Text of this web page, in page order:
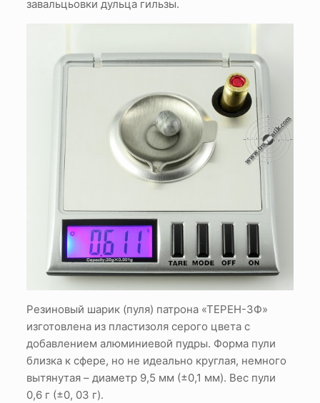
завальцьовки дульца гильзы.
Резиновый шарик (пуля) патрона «ТЕРЕН-3Ф»
изготовлена из пластизоля серого цвета с
добавлением алюминиевой пудры. Форма пули
близка к сфере, но не идеально круглая, немного
вытянутая – диаметр 9,5 мм (±0,1 мм). Вес пули
0,6 г (±0, 03 г).